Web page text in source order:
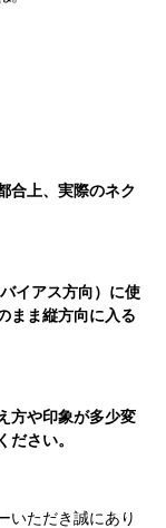
合上、実際のネク
イアス方向）に使
まま縦方向に入る
方や印象が多少変
さい。
いただき誠にあり